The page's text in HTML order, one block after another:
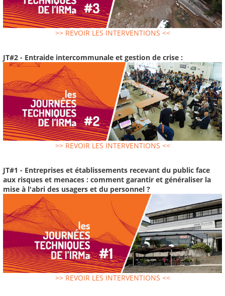
>> REVOIR LES INTERVENTIONS <<
JT#2 - Entraide intercommunale et gestion de crise :
>> REVOIR LES INTERVENTIONS <<
JT#1 - Entreprises et établissements recevant du public face
aux risques et menaces : comment garantir et généraliser la
mise à l'abri des usagers et du personnel ?
>> REVOIR LES INTERVENTIONS <<